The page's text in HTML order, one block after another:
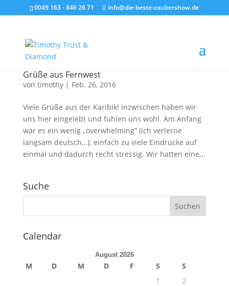
0049 163 - 846 26 71 info@die-beste-zaubershow.de
Grüße aus Fernwest
von timothy| Feb. 26, 2016
Viele Grüße aus der Karibik! Inzwischen haben wir
uns hier eingelebt und fühlen uns wohl. Am Anfang
war es ein wenig „overwhelming“ (ich verlerne
langsam deutsch…); einfach zu viele Eindrücke auf
einmal und dadurch recht stressig. Wir hatten eine...
Suche
Calendar
August 2026
M D M D F S
S
1
2